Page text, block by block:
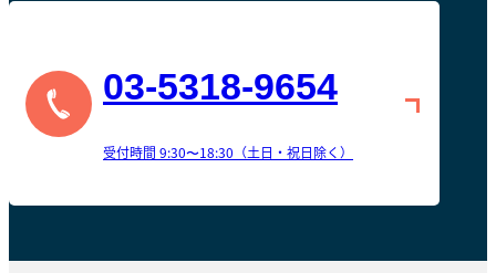
03-5318-9654
受付時間 9:30〜18:30（土日・祝日除く）